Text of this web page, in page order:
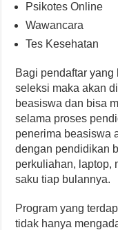
Psikotes Online
Wawancara
Tes Kesehatan
Bagi pendaftar
seleksi maka akan
beasiswa dan bisa
selama proses
penerima beasiswa
dengan pendidikan
perkuliahan, laptop,
saku tiap bulannya.
Program yang
tidak hanya